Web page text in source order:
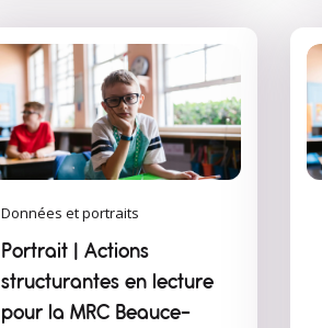
Données et portraits
Portrait | Actions
structurantes en lecture
pour la MRC Beauce-